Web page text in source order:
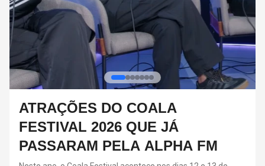
RED HOT CHILI PEPPERS DEVE
VOLTAR AOS ESTÚDIOS EM
BREVE, DIZ ANTHONY KIEDIS